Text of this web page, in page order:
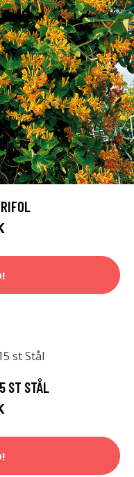
ST STÅL